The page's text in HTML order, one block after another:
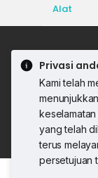
Privasi
Kami telah
yang telah
terus
persetujuan
Alat
© 2026